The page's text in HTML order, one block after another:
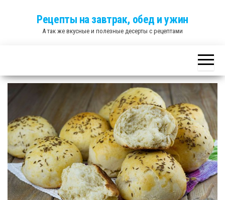
Рецепты на завтрак, обед и ужин
А так же вкусные и полезные десерты с рецептами